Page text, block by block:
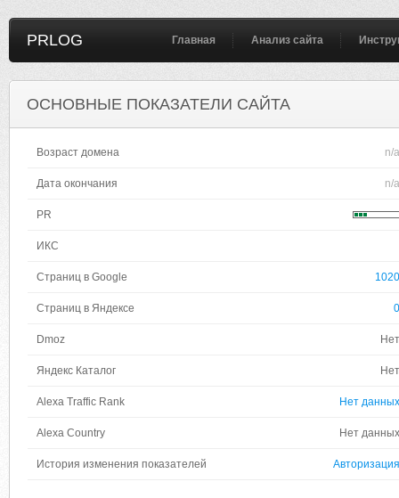
PRLOG Главная Анализ сайта
ОСНОВНЫЕ ПОКАЗАТЕЛИ САЙТА
Возраст домена n/a
Дата окончания n/a
PR
ИКС
Страниц в Google 1020
Страниц в Яндексе 0
Dmoz Нет
Яндекс Каталог Нет
Alexa Traffic Rank Нет данных
Alexa Country Нет данных
История изменения показателей Авторизация